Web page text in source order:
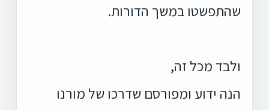
שהתפשטו במשך הדורות.
ולבד מכל זה,
הנה ידוע ומפורסם שדרכו של מורנו